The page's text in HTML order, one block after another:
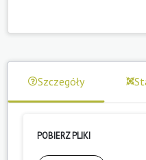
Szczegóły
POBIERZ PLIKI